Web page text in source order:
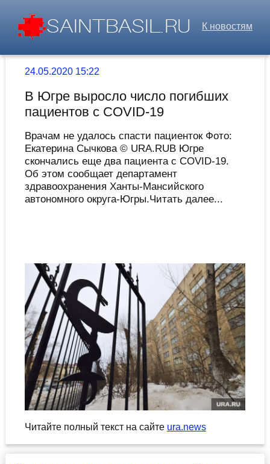
К новостям
24.05.2020 15:22
В Югре выросло число погибших
пациентов с COVID-19
Врачам не удалось спасти пациенток Фото:
Екатерина Сычкова © URA.RUВ Югре
скончались еще два пациента с COVID-19.
Об этом сообщает департамент
здравоохранения Ханты-Мансийского
автономного округа-Югры.Читать далее...
Читайте полный текст на сайте ura.news